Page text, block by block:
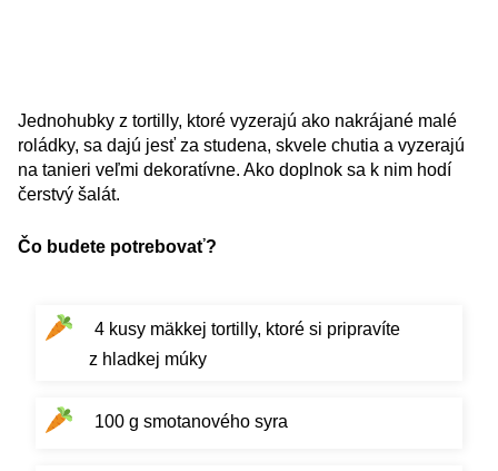
Jednohubky z tortilly, ktoré vyzerajú ako nakrájané malé
roládky, sa dajú jesť za studena, skvele chutia a vyzerajú
na tanieri veľmi dekoratívne. Ako doplnok sa k nim hodí
čerstvý šalát.
Čo budete potrebovať?
4 kusy mäkkej tortilly, ktoré si pripravíte
z hladkej múky
100 g smotanového syra